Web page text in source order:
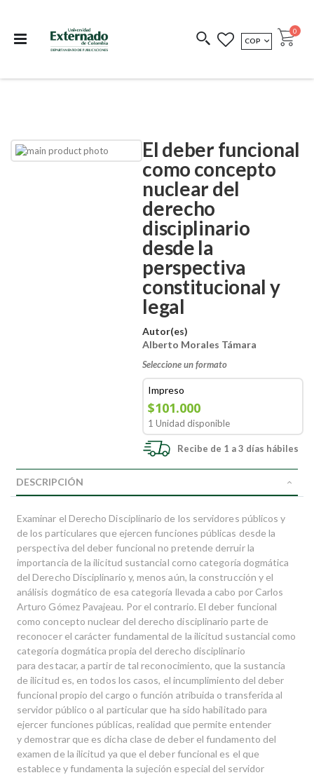
COEDICIONES REDIMIR CÓDIGO
MONEDA
COP Cart
0
El deber funcional
como concepto
nuclear del
derecho
disciplinario
desde la
perspectiva
constitucional y
legal
Autor(es)
Alberto Morales Támara
Seleccione un formato
Impreso
$101.000
1 Unidad disponible
Recibe de 1 a 3 días hábiles
Skip
to
Skip
to
DESCRIPCIÓN
Examinar el Derecho Disciplinario de los servidores públicos y
de los particulares que ejercen funciones públicas desde la
perspectiva del deber funcional no pretende derruir la
importancia de la ilicitud sustancial corno categoría dogmática
del Derecho Disciplinario y, menos aún, la construcción y el
análisis dogmático de esa categoría llevada a cabo por Carlos
Arturo Gómez Pavajeau. Por el contrario. El deber funcional
como concepto nuclear del derecho disciplinario parte de
reconocer el carácter fundamental de la ilicitud sustancial como
categoría dogmática propia del derecho disciplinario
para destacar, a partir de tal reconocimiento, que la sustancia
de ilicitud es, en todos los casos, el incumplimiento del deber
funcional propio del cargo o función atribuida o transferida al
servidor público o al particular que ha sido habilitado para
ejercer funciones públicas, realidad que permite entender
y demostrar que es dicha clase de deber el fundamento del
examen de la ilicitud ya que el deber funcional es el que
establece y fundamenta la sujeción especial del servidor